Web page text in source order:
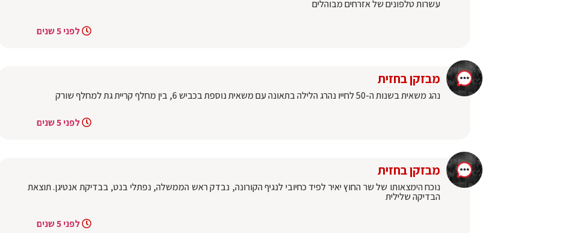
עשרות טלפונים של אזרחים מבוהלים
לפני 5 שנים
מבזקן בחזית
‏נהג משאית בשנות ה-50 לחייו נהרג הלילה בתאונה עם משאית נוספת בכביש 6, בין מחלף קריית גת למחלף שורק
לפני 5 שנים
מבזקן בחזית
נוכח הימצאותו של שר החוץ יאיר לפיד כחיובי לנגיף הקורונה, נבדק ראש הממשלה, נפתלי בנט, בבדיקת אנטיגן. תוצאת
הבדיקה שלילית
לפני 5 שנים